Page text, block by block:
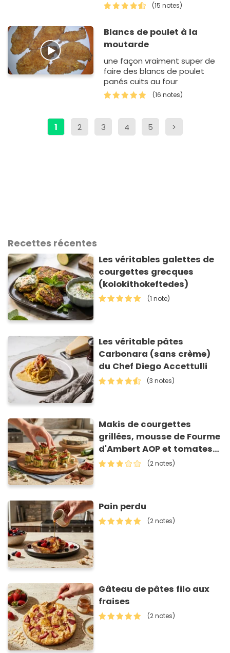
(15 notes)
Blancs de poulet à la
moutarde
une façon vraiment super de
faire des blancs de poulet
panés cuits au four
(16 notes)
1 2 3 4 5 >
Recettes récentes
Les véritables galettes de
courgettes grecques
(kolokithokeftedes)
(1 note)
Les véritable pâtes
Carbonara (sans crème)
du Chef Diego Accettulli
(3 notes)
Makis de courgettes
grillées, mousse de Fourme
d'Ambert AOP et tomates
séchées
(2 notes)
Pain perdu
(2 notes)
Gâteau de pâtes filo aux
fraises
(2 notes)